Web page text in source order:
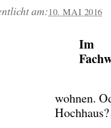
am:10. MAI 2016
Im
wohnen.
Hochhaus?